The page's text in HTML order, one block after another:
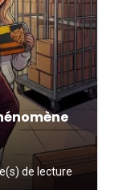
de lecture